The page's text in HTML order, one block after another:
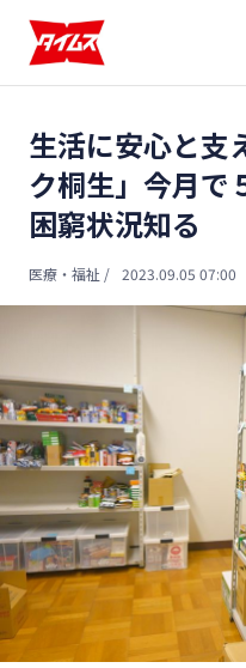
生活に安心と
ク桐生」今月
困窮状況知る
医療・福祉 / 2023.09.05 07:00